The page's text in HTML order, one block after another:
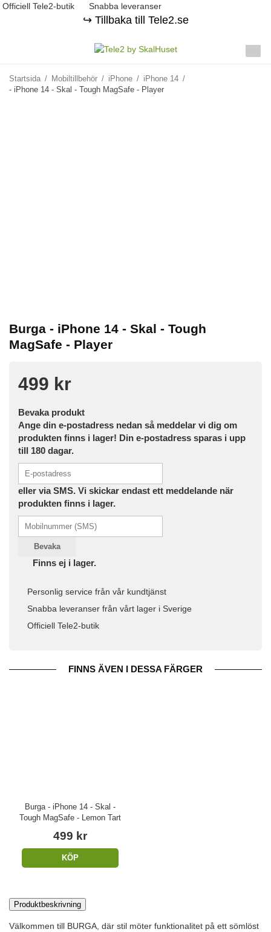
Officiell Tele2-butik Snabba leveranser
↪️ Tillbaka till Tele2.se
Startsida / Mobiltillbehör / iPhone / iPhone 14 /
- iPhone 14 - Skal - Tough MagSafe - Player
Burga - iPhone 14 - Skal - Tough
MagSafe - Player
499 kr
Bevaka produkt
Ange din e-postadress nedan så meddelar vi dig om
produkten finns i lager! Din e-postadress sparas i upp
till 180 dagar.
eller via SMS. Vi skickar endast ett meddelande när
produkten finns i lager.
Bevaka
Finns ej i lager.
Personlig service från vår kundtjänst
Snabba leveranser från vårt lager i Sverige
Officiell Tele2-butik
FINNS ÄVEN I DESSA FÄRGER
Burga - iPhone 14 - Skal -
Tough MagSafe - Lemon Tart
499 kr
KÖP
Produktbeskrivning
Välkommen till BURGA, där stil möter funktionalitet på ett sömlöst